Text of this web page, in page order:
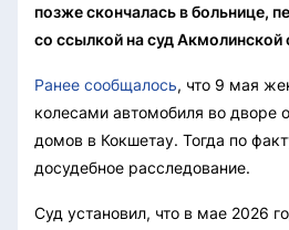
позже скончалась в больнице,
со ссылкой на суд Акмолинской
Ранее сообщалось, что 9 мая
колесами автомобиля во дворе
домов в Кокшетау. Тогда по
досудебное расследование.
Суд установил, что в мае 2026